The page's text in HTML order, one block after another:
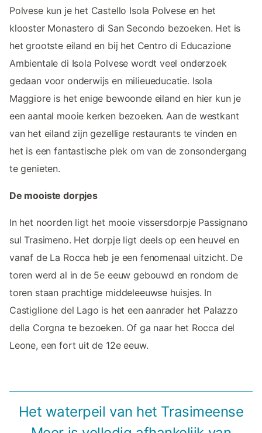
Polvese kun je het Castello Isola Polvese en het
klooster Monastero di San Secondo bezoeken. Het is
het grootste eiland en bij het Centro di Educazione
Ambientale di Isola Polvese wordt veel onderzoek
gedaan voor onderwijs en milieueducatie. Isola
Maggiore is het enige bewoonde eiland en hier kun je
een aantal mooie kerken bezoeken. Aan de westkant
van het eiland zijn gezellige restaurants te vinden en
het is een fantastische plek om van de zonsondergang
te genieten.
De mooiste dorpjes
In het noorden ligt het mooie vissersdorpje Passignano
sul Trasimeno. Het dorpje ligt deels op een heuvel en
vanaf de La Rocca heb je een fenomenaal uitzicht. De
toren werd al in de 5e eeuw gebouwd en rondom de
toren staan prachtige middeleeuwse huisjes. In
Castiglione del Lago is het een aanrader het Palazzo
della Corgna te bezoeken. Of ga naar het Rocca del
Leone, een fort uit de 12e eeuw.
Het waterpeil van het Trasimeense